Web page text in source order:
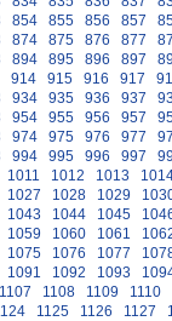
854 855 856 857
874 875 876 877
894 895 896 897
914 915 916 917
934 935 936 937
954 955 956 957
974 975 976 977
994 995 996 997
1011 1012 1013
1027 1028 1029
1043 1044 1045
1059 1060 1061
1075 1076 1077
1091 1092 1093
1107 1108 1109
1110
1125 1126 1127